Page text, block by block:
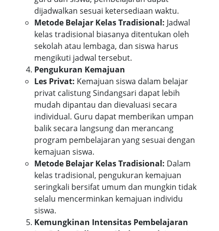
dijadwalkan sesuai ketersediaan waktu.
Metode Belajar Kelas Tradisional: Jadwal
kelas tradisional biasanya ditentukan oleh
sekolah atau lembaga, dan siswa harus
mengikuti jadwal tersebut.
Pengukuran Kemajuan
Les Privat: Kemajuan siswa dalam belajar
privat calistung Sindangsari dapat lebih
mudah dipantau dan dievaluasi secara
individual. Guru dapat memberikan umpan
balik secara langsung dan merancang
program pembelajaran yang sesuai dengan
kemajuan siswa.
Metode Belajar Kelas Tradisional: Dalam
kelas tradisional, pengukuran kemajuan
seringkali bersifat umum dan mungkin tidak
selalu mencerminkan kemajuan individu
siswa.
Kemungkinan Intensitas Pembelajaran